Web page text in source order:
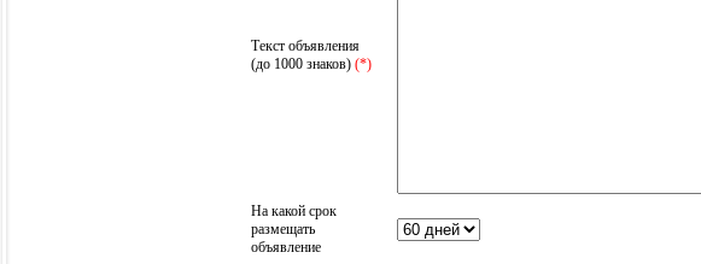
Текст объявления
(до 1000 знаков) (*)
На какой срок
размещать
объявление